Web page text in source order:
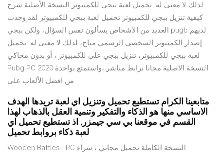
لذلك لا معنى له. تحميل لعبة ببجي للكمبيوتر النسخة الأصلية شرح
كيفية تنزيل ببجي للكمبيوتر تحميل لعبة ببجي للكمبيوتر لقد وجدت
العديد من الأشخاص يسألون نفس السؤال، ولكن ببجي pugb لديهم
إصدار الكمبيوتر الشخصي الرسمي متاح، لذلك لا معنى له. تحميل
لعبة ببجي للكمبيوتر، تنزيل ببجي على للكمبيوتر ، أو بدون محاكي
Pubg PC 2020 النسخة الاصلية مجانا برابط مباشر ،واستمتع بواحدة
من افضل الألعاب على
متابعينا الكرام تستطيع تحميل وتنزيل اي لعبة تريدها الهدف
الاساسي منها هو الذكاء والتفكير وتنمية العقل بالذهاب لهذا
القسم في موقعنا بي سي جيمزر, اذ تستطيع تحميل اي
لعبة ذكاء بروابط تحميل
Wooden Battles - PC النسخة الكاملة تحميل مجاني ، شراء